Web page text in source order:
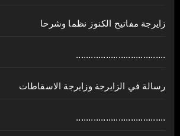
زايرجة مفاتيح الكنوز نظما وشرحا
....................................
رسالة في الزايرجة وزايرجة الاسقاطات
....................................